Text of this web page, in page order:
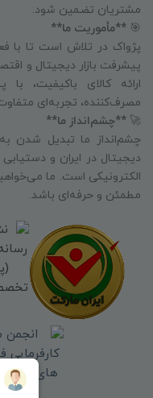
مشتریان تضمین شود.
🎯 **مأموریت ما**
پژواک در تلاش است تا با
پیشرفت بازار دیجیتال و
ارائه کالای باکیفیت،
مصرف‌کننده، تجربه‌ای متفاوت
🚀 **چشم‌انداز ما**
چشم‌انداز ما تبدیل شدن
دیجیتال در ایران و
الکترونیکی است. ما
مطمئن و حرفه‌ای باشد.